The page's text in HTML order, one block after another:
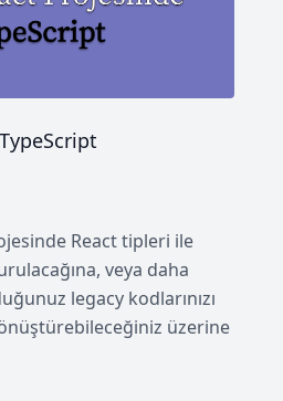
React tipleri ile
veya daha
legacy kodlarınızı
üzerine